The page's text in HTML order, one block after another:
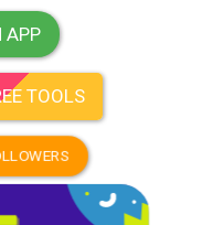
APP
TOOLS